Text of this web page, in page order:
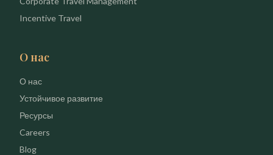
Incentive Travel
О нас
О нас
Устойчивое развитие
Ресурсы
Careers
Blog